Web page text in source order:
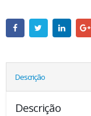
Descrição
Descrição